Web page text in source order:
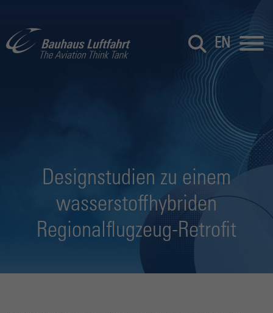
EN
Designstudien zu einem
wasserstoffhybriden
Regionalflugzeug-Retrofit